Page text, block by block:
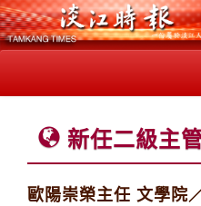
新任二級主
歐陽崇榮主任 文學院